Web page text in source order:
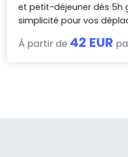
et petit-déjeuner dès 5h
simplicité pour vos
À partir de 42 EUR